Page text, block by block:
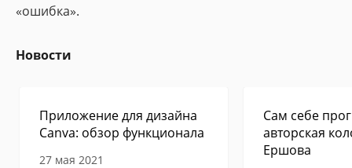
«ошибка».
Новости
Приложение для дизайна
Canva: обзор функционала
27 мая 2021
Сам себе
авторская
Ершова